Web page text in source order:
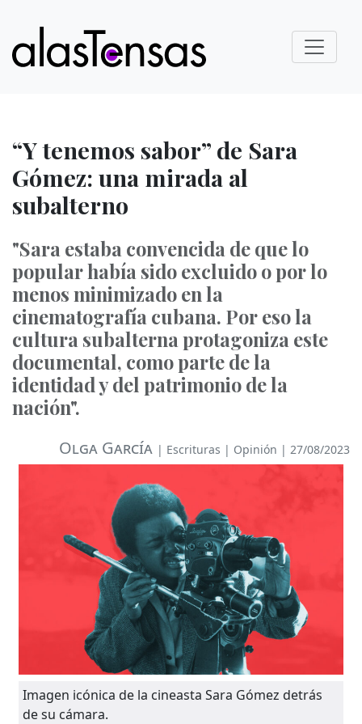
“Y tenemos sabor” de Sara
Gómez: una mirada al
subalterno
"Sara estaba convencida de que lo
popular había sido excluido o por lo
menos minimizado en la
cinematografía cubana. Por eso la
cultura subalterna protagoniza este
documental, como parte de la
identidad y del patrimonio de la
nación".
Olga García | Escrituras | Opinión | 27/08/2023
Imagen icónica de la cineasta Sara Gómez detrás
de su cámara.